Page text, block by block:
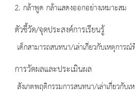
2. กล้าพูด กล้าแสดงออกอย่างเหมาะสม
ตัวชี้วัด/จุดประสงค์การเรียนรู้
เด็กสามารถสนทนา/เล่าเกี่ยวกับเหตุการ
การวัดผลและประเมินผล
สังเกตพฤติกรรมการสนทนา/เล่าเกี่ยวกับ